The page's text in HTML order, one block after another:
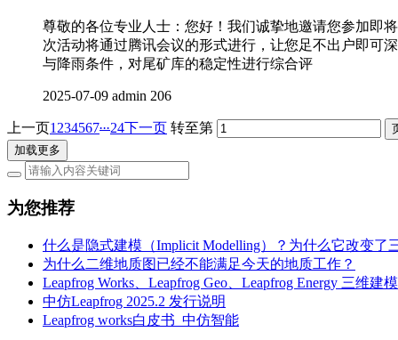
尊敬的各位专业人士：您好！我们诚挚地邀请您参加即
次活动将通过腾讯会议的形式进行，让您足不出户即可
与降雨条件，对尾矿库的稳定性进行综合评
2025-07-09 admin 206
上一页1 234567...24下一页 转至第
加载更多
为您推荐
什么是隐式建模（Implicit Modelling）？为什么它改变了
为什么二维地质图已经不能满足今天的地质工作？
Leapfrog Works、Leapfrog Geo、Leapfrog Energy 三维
中仿Leapfrog 2025.2 发行说明
Leapfrog works白皮书_中仿智能